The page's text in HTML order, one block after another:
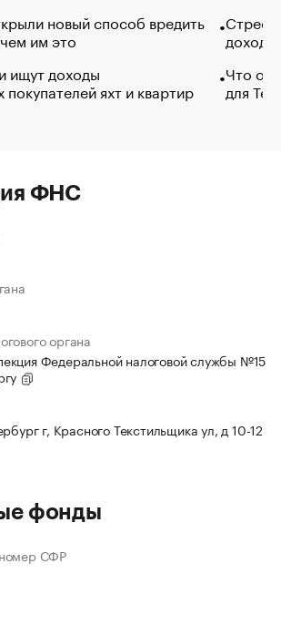
новый способ вредить
им это
ищут доходы
яхт и квартир
Что
для
ФНС
органа
Федеральной налоговой службы №15
г, Красного Текстильщика ул, д 10-12
фонды
СФР